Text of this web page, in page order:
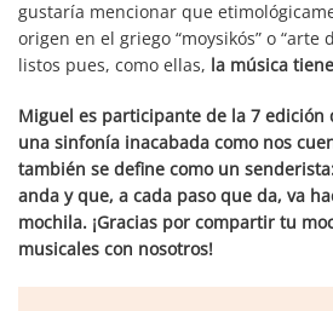
gustaría mencionar que
origen en el griego “moysikós” o “arte
listos pues, como ellas, la música
Miguel es participante de la 7 edición
una sinfonía inacabada como nos
también se define como un
anda y que, a cada paso que da, va
mochila. ¡Gracias por compartir tu
musicales con nosotros!